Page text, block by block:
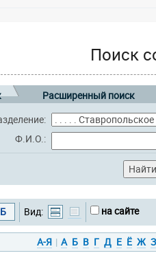
Поиск
Расширенный поиск
Ф.И.О.:
Б Вид: на сайте
А-Я | А Б В Г Д Е Ё Ж З